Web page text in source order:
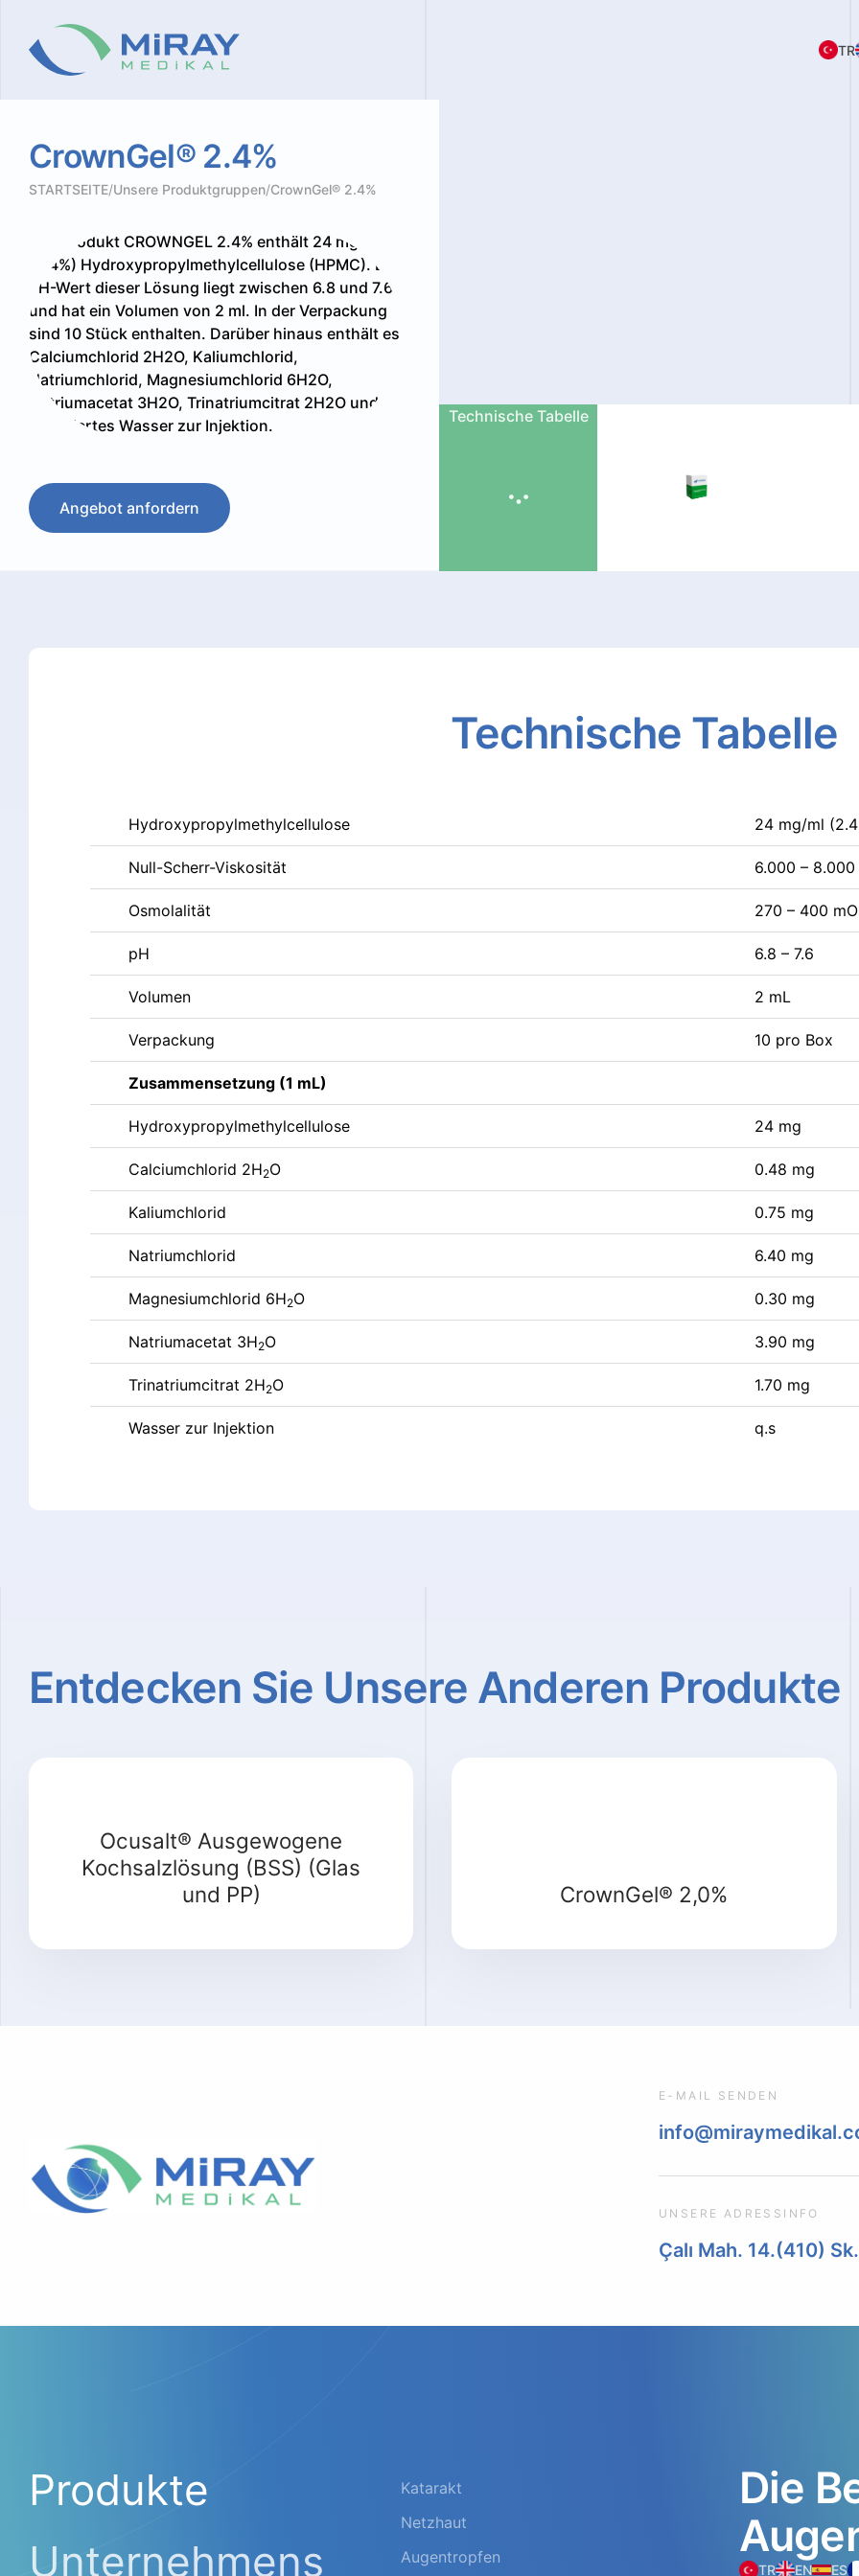
TR
CrownGel® 2.4%
STARTSEITE/Unsere Produktgruppen/CrownGel® 2.4%
Das Produkt CROWNGEL 2.4% enthält 24 mg/ml
(2.4%) Hydroxypropylmethylcellulose (HPMC). Der
pH-Wert dieser Lösung liegt zwischen 6.8 und 7.6
und hat ein Volumen von 2 ml. In der Verpackung
sind 10 Stück enthalten. Darüber hinaus enthält es
Calciumchlorid 2H2O, Kaliumchlorid,
Natriumchlorid, Magnesiumchlorid 6H2O,
Natriumacetat 3H2O, Trinatriumcitrat 2H2O und
destilliertes Wasser zur Injektion.
Angebot anfordern
Technische Tabelle
Technische Tabelle
Hydroxypropylmethylcellulose 24 mg/ml
Null-Scherr-Viskosität 6.000 – 8.000
Osmolalität 270 – 400
pH 6.8 – 7.6
Volumen 2 mL
Verpackung 10 pro Box
Zusammensetzung (1 mL)
Hydroxypropylmethylcellulose 24 mg
Calciumchlorid 2H2O 0.48 mg
Kaliumchlorid 0.75 mg
Natriumchlorid 6.40 mg
Magnesiumchlorid 6H2O 0.30 mg
Natriumacetat 3H2O 3.90 mg
Trinatriumcitrat 2H2O 1.70 mg
Wasser zur Injektion q.s
Entdecken Sie Unsere Anderen Produkte
Ocusalt® Ausgewogene
Kochsalzlösung (BSS) (Glas
und PP)
Detail
CrownGel® 2,0%
E-MAIL SENDEN
UNSERE ADRESSINFO
Çalı Mah. 14.(410)
Produkte
Katarakt
Netzhaut
Augentropfen
Unternehmens
Die
TR EN ES